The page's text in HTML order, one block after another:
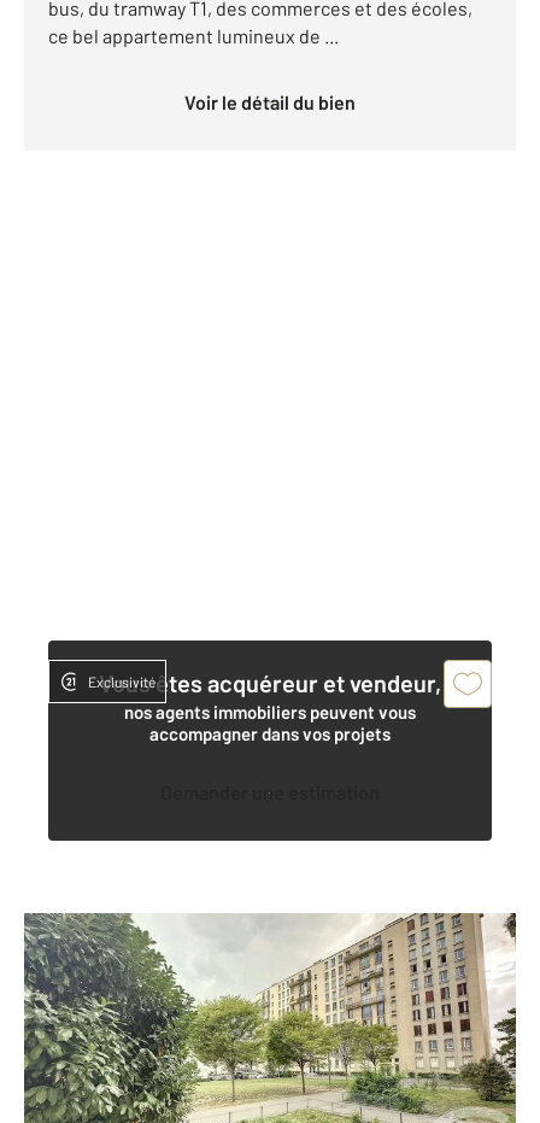
bus, du tramway T1, des commerces et des écoles,
ce bel appartement lumineux de ...
Voir le détail du bien
Vous êtes acquéreur et vendeur,
nos agents immobiliers peuvent vous
accompagner dans vos projets
Demander une estimation
Exclusivité
GARGES LES GONESSE 95
64,17 m2, 4 pièces
Ref : 7620
Appartement F4 à vendre
162 000 €